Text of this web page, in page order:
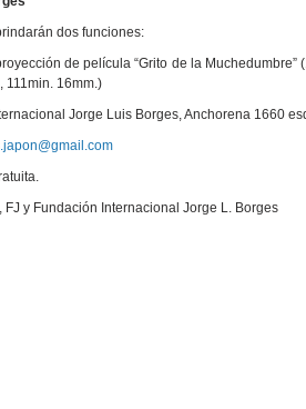
dos funciones:
de película “Grito de la
111min. 16mm.)
Jorge Luis Borges, Anchorena 1660
FJ y Fundación Internacional Jorge L. Borges